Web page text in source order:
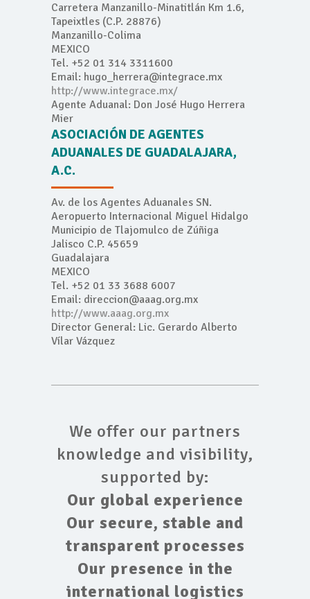
Carretera Manzanillo-Minatitlán Km 1.6,
Tapeixtles (C.P. 28876)
Manzanillo-Colima
MEXICO
Tel. +52 01 314 3311600
Email: hugo_herrera@integrace.mx
http://www.integrace.mx/
Agente Aduanal: Don José Hugo Herrera
Mier
ASOCIACIÓN DE AGENTES
ADUANALES DE GUADALAJARA,
A.C.
Av. de los Agentes Aduanales SN.
Aeropuerto Internacional Miguel Hidalgo
Municipio de Tlajomulco de Zúñiga
Jalisco C.P. 45659
Guadalajara
MEXICO
Tel. +52 01 33 3688 6007
Email: direccion@aaag.org.mx
http://www.aaag.org.mx
Director General: Lic. Gerardo Alberto
Vílar Vázquez
We offer our partners
knowledge and visibility,
supported by:
Our global experience
Our secure, stable and
transparent processes
Our presence in the
international logistics